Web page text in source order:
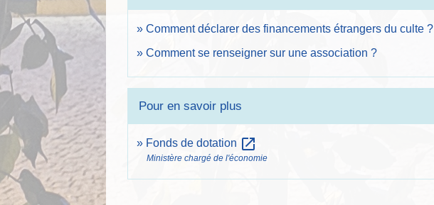
Comment déclarer des financements étrangers du culte ?
Comment se renseigner sur une association ?
Pour en savoir plus
Fonds de dotation open_in_new
Ministère chargé de l'économie